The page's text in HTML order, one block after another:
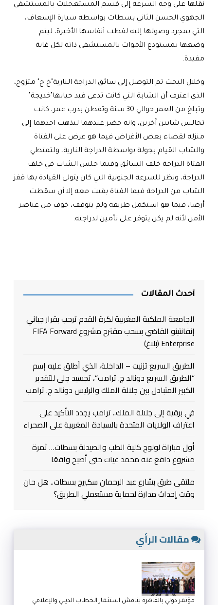
نقلها على وجه السرعة إلى قسم المستعجلات بالمستشفى
الجهوي الحسن الثاني بسطات بواسطة سيارة الإسعاف،
التي بمجرد وصولها إليه لفظت أنفاسها الأخيرة، ليتم
وضعها بمستودع الأموات بالمستشفى ذاته لكل غاية
مفيدة.
وخلال البحث تم التوصل إلى سائق الدراجة النارية"خ ح" متزوج،
الذي اعترف أن الشابة التي كانت تدعى قيد حياتها"خديجة"
وتبلغ من العمر حوالي 30 سنة وتقطن بدرب عمر، كانت
تجالس شابين آخرين، وانه حضر عندهما ليذهب احدهما إلى
منزله لقضاء بعض الأغراض فيما هو عرض على الفتاة
والشاب القيام بجولة بواسطة الدراجة النارية، ولتمتطي
الفتاة الدراجة خلف السائق وفيما جلس الشاب في خلف
الدراجة، ونظر للسرعة الجنونية التي كان يتولى القيادة بها قفز
الشاب من الدراجة فيما الفتاة بقيت معه إلا أن سقطت
أرضا، فيما هو استكمل طريقه ولم يتوقف، خوف من عناصر
الأمن لأنه لم يكن يتوفر على تأمين لدراجته.
أحدث المقالات
الجامعة الملكية المغربية لكرة القدم ترحب بقرار جياني
إنفانتينو القاضي بسحب مقترح مشروع FIFA Forward
Enterprise (بلاغ)
الطريق السريع تزنيت – الداخلة، الذي أطلق عليه إسم
“الطريق السريع دونالد ج. ترامب”، تجسيد جلي للتقدير
الكبير المتبادل بين جلالة الملك والرئيس دونالد ج. ترامب
في برقية إلى جلالة الملك.. ترامب يجدد التأكيد على
اعتراف الولايات المتحدة بالسيادة المغربية على الصحراء
أول مباراة لولوج كلية الطب والصيدلة بسطات… ثمرة
مشروع دافع عنه محمد غيات حتى أصبح واقعًا
ملتقى طرق بشارع عبد الرحمان سكيرج بسطات.. هل حان
وقت إحداث مدارة لحماية مستعملي الطريق؟
مقالات الرأي
مؤتمر دولي بالقاهرة يناقش استثمار الخطاب الديني والإعلامي